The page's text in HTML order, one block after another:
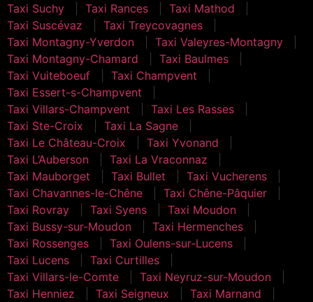
Taxi Suchy
Taxi Rances
Taxi Mathod
Taxi Suscévaz
Taxi Treycovagnes
Taxi Montagny-Yverdon
Taxi Valeyres-Montagny
Taxi Montagny-Chamard
Taxi Baulmes
Taxi Vuiteboeuf
Taxi Champvent
Taxi Essert-s-Champvent
Taxi Villars-Champvent
Taxi Les Rasses
Taxi Ste-Croix
Taxi La Sagne
Taxi Le Château-Croix
Taxi Yvonand
Taxi L’Auberson
Taxi La Vraconnaz
Taxi Mauborget
Taxi Bullet
Taxi Vucherens
Taxi Chavannes-le-Chêne
Taxi Chêne-Pâquier
Taxi Rovray
Taxi Syens
Taxi Moudon
Taxi Bussy-sur-Moudon
Taxi Hermenches
Taxi Rossenges
Taxi Oulens-sur-Lucens
Taxi Lucens
Taxi Curtilles
Taxi Villars-le-Comte
Taxi Neyruz-sur-Moudon
Taxi Henniez
Taxi Seigneux
Taxi Marnand